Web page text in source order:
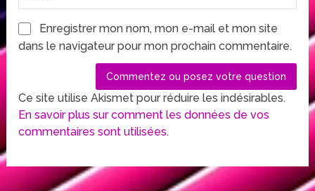
Enregistrer mon nom, mon e-mail et mon site
dans le navigateur pour mon prochain commentaire.
Ce site utilise Akismet pour réduire les indésirables.
En savoir plus sur comment les données de vos
commentaires sont utilisées.